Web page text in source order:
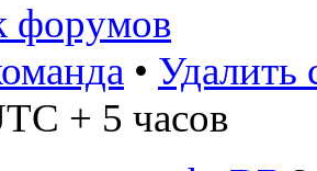
форумов
• Удалить
+ 5 часов